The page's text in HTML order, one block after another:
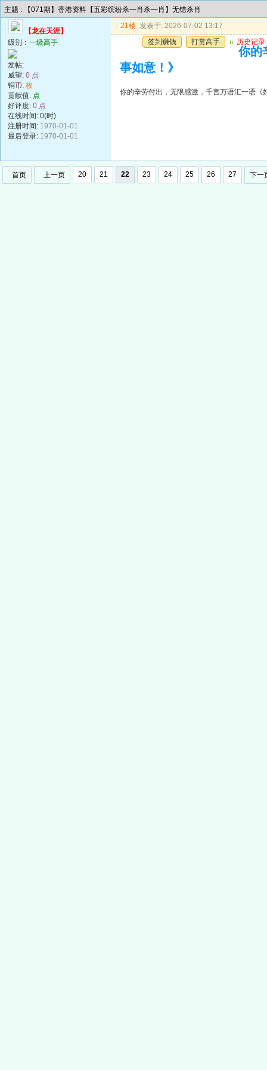
主题 : 【071期】香港资料【五彩缤纷杀一肖杀一肖】无错杀肖
【龙在天涯】
级别： 一级高手
发帖:
威望: 0 点
铜币: 枚
贡献值: 点
好评度: 0 点
在线时间: 0(时)
注册时间: 1970-01-01
最后登录: 1970-01-01
21楼 发表于: 2026-07-02 13:17
签到赚钱
打赏高手 u 历史记录
你的
事如意！》
你的辛劳付出，无限感激，千言万语汇一语《
首页 上一页 20 21 22 23 24 25 26 27 下一